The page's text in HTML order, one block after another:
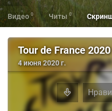
Видео 0 Читы 0
Tour de France 2020
4 июня 2020 г.